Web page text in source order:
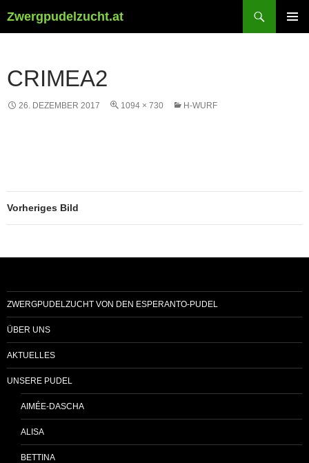
Zwergpudelzucht.at
CRIMEA2
26. DEZEMBER 2017 1094 × 730 H-WURF
Vorheriges Bild
ZWERGPUDELZUCHT VON DEN ESPERANTO-PUDEL
ÜBER UNS
AKTUELLES
UNSERE PUDEL
AIMÉE-DASCHA
ALISA
BETTINA